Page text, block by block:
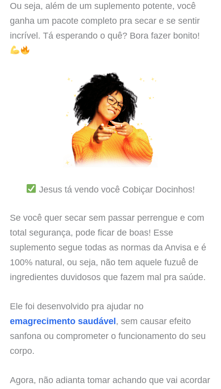
Ou seja, além de um suplemento potente, você
ganha um pacote completo pra secar e se sentir
incrível. Tá esperando o quê? Bora fazer bonito!
Jesus tá vendo você Cobiçar Docinhos!
Se você quer secar sem passar perrengue e com
total segurança, pode ficar de boas! Esse
suplemento segue todas as normas da Anvisa e é
100% natural, ou seja, não tem aquele fuzuê de
ingredientes duvidosos que fazem mal pra saúde.
Ele foi desenvolvido pra ajudar no
emagrecimento saudável, sem causar efeito
sanfona ou comprometer o funcionamento do seu
corpo.
Agora, não adianta tomar achando que vai acordar